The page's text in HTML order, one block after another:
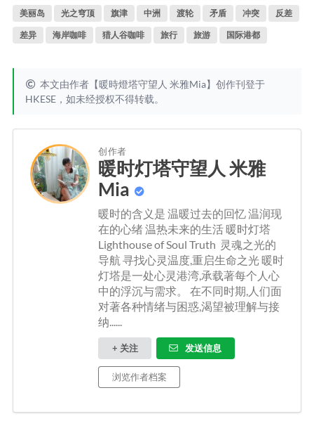
美丽岛 光之穹顶 旗津 中洲 渡轮 矛盾 冲突 反差
差异 海岸咖啡 猎人谷咖啡 旅行 旅游 国际港都
本文由作者【暖時燈塔守望人 米雅Mia】创作刊登于
HKESE，如未经授权不得转载。
创作者
暖时灯塔守望人 米雅
Mia
暖时的含义是 温暖过去的回忆 温润现
在的心绪 温热未来的生活 暖时灯塔
Lighthouse of Soul Truth 灵魂之光的
导航 寻找心灵温度,重启生命之光 暖时
灯塔是一处心灵港湾,承载著每个人心
中的浮沉与需求。 在不同时期,人们面
对著各种情绪与困惑,渴望被理解与接
纳......
+ 关注 发送信息
浏览作者档案